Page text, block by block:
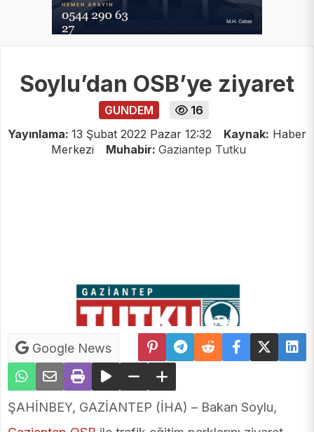
Soylu’dan OSB’ye ziyaret
GUNDEM
16
Yayınlama: 13 Şubat 2022 Pazar 12:32 Kaynak: Haber
Merkezi
Muhabir: Gaziantep Tutku
Google News
ŞAHİNBEY, GAZİANTEP (İHA) – Bakan Soylu,